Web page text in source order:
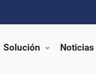
Solución Noticias